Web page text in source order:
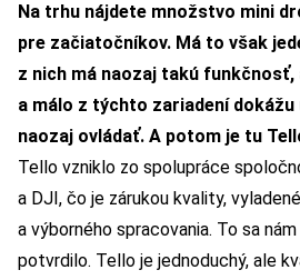
Na trhu nájdete množstvo mini
pre začiatočníkov. Má to však
z nich má naozaj takú funkčnosť,
a málo z týchto zariadení
naozaj ovládať. A potom je tu
Tello vzniklo zo spolupráce
a DJI, čo je zárukou kvality,
a výborného spracovania. To sa
potvrdilo. Tello je jednoduchý, ale